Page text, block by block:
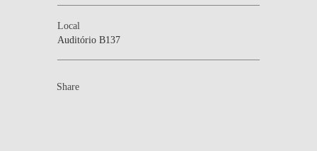
Local
Auditório B137
Share